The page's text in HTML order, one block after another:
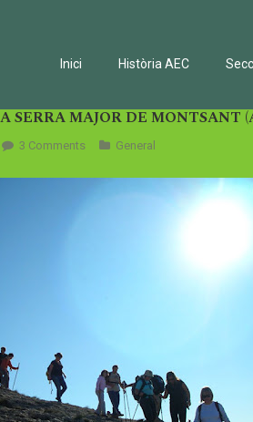
Inici Història AEC
SERRA MAJOR DE MONTSANT
3 Comments General